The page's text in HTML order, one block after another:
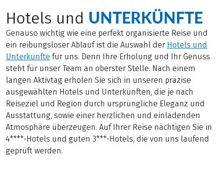
Hotels und UNTERKÜNFTE
Genauso wichtig wie eine perfekt organisierte Reise und
ein reibungsloser Ablauf ist die Auswahl der Hotels und
Unterkünfte für uns. Denn Ihre Erholung und Ihr Genuss
steht für unser Team an oberster Stelle. Nach einem
langen Aktivtag erholen Sie sich in unseren präzise
ausgewählten Hotels und Unterkünften, die je nach
Reiseziel und Region durch ursprüngliche Eleganz und
Ausstattung, sowie einer herzlichen und einladenden
Atmosphäre überzeugen. Auf Ihrer Reise nächtigen Sie in
4****-Hotels und guten 3***-Hotels, die von uns laufend
geprüft werden.